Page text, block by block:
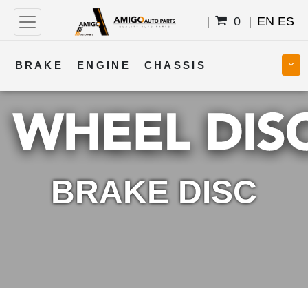
0 EN ES
BRAKE ENGINE CHASSIS
COOLING STEERING BODY
TRANSMISSION FUEL ELECTRICAL
BRAKE DISC